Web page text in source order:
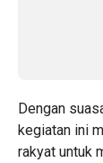
Dengan
kegiatan ini
rakyat untuk